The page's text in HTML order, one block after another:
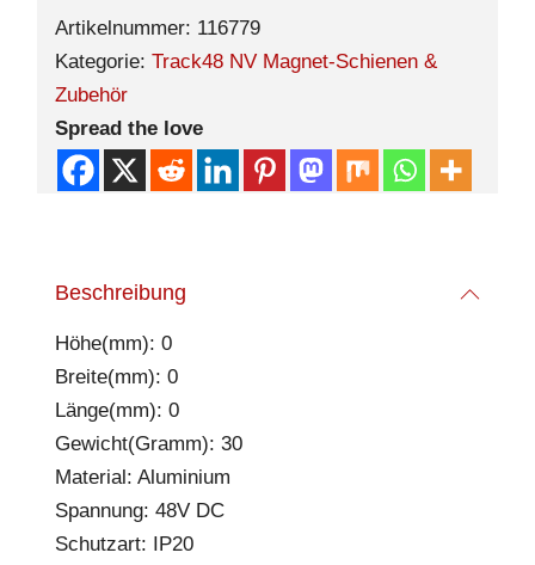
Artikelnummer: 116779
Kategorie: Track48 NV Magnet-Schienen &
Zubehör
Spread the love
Beschreibung
Höhe(mm): 0
Breite(mm): 0
Länge(mm): 0
Gewicht(Gramm): 30
Material: Aluminium
Spannung: 48V DC
Schutzart: IP20